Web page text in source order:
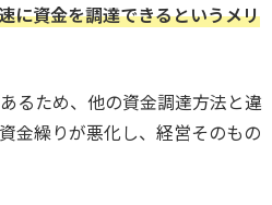
に資金を調達できるというメリ
るため、他の資金調達方法と違
金繰りが悪化し、経営そのもの